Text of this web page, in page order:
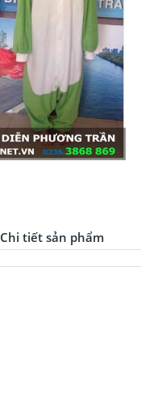
Chi tiết sản phẩm